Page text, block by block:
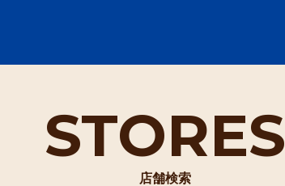
STORES
店舗検索